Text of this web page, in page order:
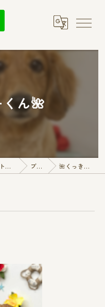
ん🌺
三重県のペットサロンなら愛犬出張トリミング E-QunQun ブログ 🌺くっきーくん🌺